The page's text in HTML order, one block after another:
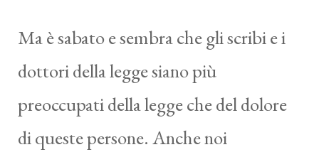
Ma è sabato e sembra che gli scribi e i
dottori della legge siano più
preoccupati della legge che del dolore
di queste persone. Anche noi